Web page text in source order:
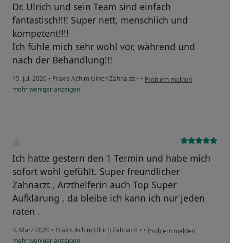
Dr. Ulrich und sein Team sind einfach
fantastisch!!!! Super nett, menschlich und
kompetent!!!!
Ich fühle mich sehr wohl vor, während und
nach der Behandlung!!!
15. Juli 2020 • Praxis Achim Ulrich Zahnarzt • • Problem melden
mehrwenigeranzeigen
Ich hatte gestern den 1 Termin und habe mich
sofort wohl gefühlt. Super freundlicher
Zahnarzt , Arzthelferin auch Top Super
Aufklärung . da bleibe ich kann ich nur jeden
raten .
3. März 2020 • Praxis Achim Ulrich Zahnarzt • • Problem melden
mehrwenigeranzeigen